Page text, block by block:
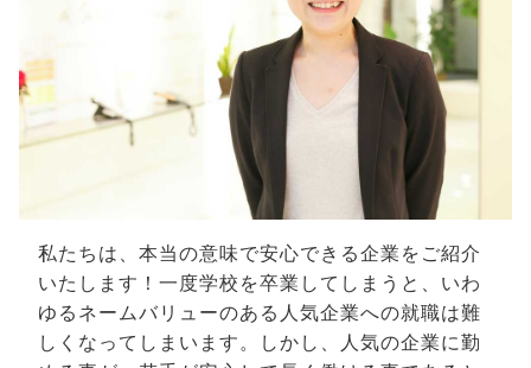
私たちは、本当の意味で安心できる企業をご紹介
いたします！一度学校を卒業してしまうと、いわ
ゆるネームバリューのある人気企業への就職は難
しくなってしまいます。しかし、人気の企業に勤